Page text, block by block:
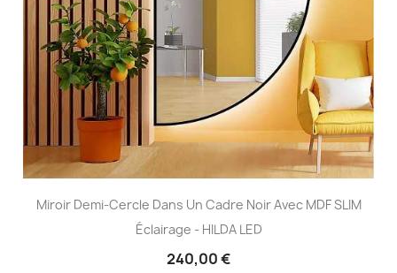
Miroir Demi-Cercle Dans Un Cadre Noir Avec MDF SLIM
Éclairage - HILDA LED
240,00 €